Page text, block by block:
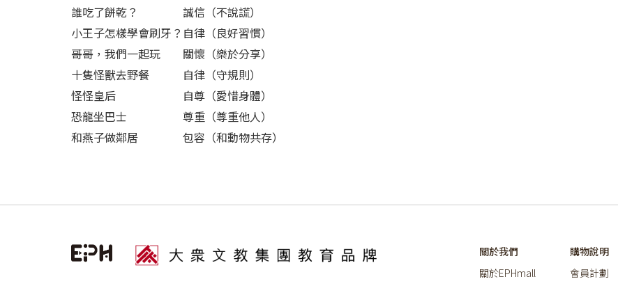
誰吃了餅乾？
誠信（不說謊）
小王子怎樣學會刷牙？ 自律（良好習慣）
哥哥，我們一起玩
關懷（樂於分享）
十隻怪獸去野餐
自律（守規則）
怪怪皇后
自尊（愛惜身體）
恐龍坐巴士
尊重（尊重他人）
和燕子做鄰居
包容（和動物共存）
關於我們
關於EPHmall
購物說明
會員計劃